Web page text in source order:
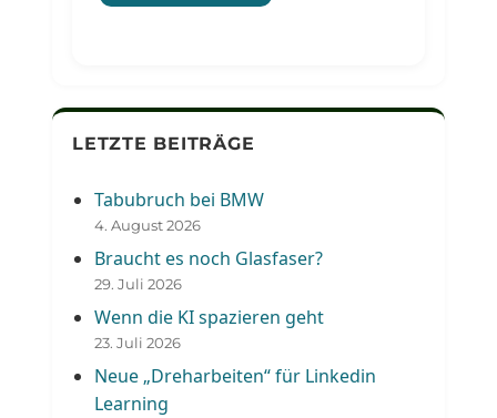
LETZTE BEITRÄGE
Tabubruch bei BMW
4. August 2026
Braucht es noch Glasfaser?
29. Juli 2026
Wenn die KI spazieren geht
23. Juli 2026
Neue „Dreharbeiten“ für Linkedin
Learning